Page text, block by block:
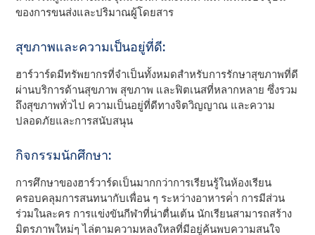
ของการขนส่งและปริมาณผู้โดยสาร
สุขภาพและความเป็นอยู่ที่ดี:
ฮาร์วาร์ดมีทรัพยากรที่จําเป็นทั้งหมดสําหรับการรักษาสุขภาพที่ดี
ผ่านบริการด้านสุขภาพ สุขภาพ และฟิตเนสที่หลากหลาย ซึ่งรวม
ถึงสุขภาพทั่วไป ความเป็นอยู่ที่ดีทางจิตวิญญาณ และความ
ปลอดภัยและการสนับสนุน
กิจกรรมนักศึกษา:
การศึกษาของฮาร์วาร์ดเป็นมากกว่าการเรียนรู้ในห้องเรียน
ครอบคลุมการสนทนากับเพื่อน ๆ ระหว่างอาหารค่ํา การมีส่วน
ร่วมในละคร การแข่งขันกีฬาที่น่าตื่นเต้น นักเรียนสามารถสร้าง
มิตรภาพใหม่ๆ ไล่ตามความหลงใหลที่มีอยู่ค้นพบความสนใจ